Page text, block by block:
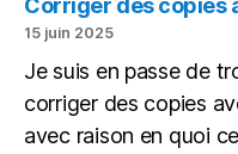
15 juin 2025
Je suis en passe de
corriger des copies
avec raison en quoi